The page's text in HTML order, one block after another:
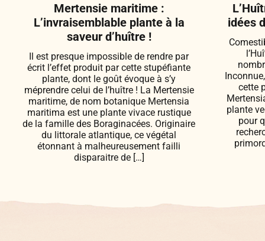
Mertensie maritime :
L’invraisemblable plante à la
saveur d’huître !
Il est presque impossible de rendre par
écrit l’effet produit par cette stupéfiante
plante, dont le goût évoque à s’y
méprendre celui de l’huître ! La Mertensie
maritime, de nom botanique Mertensia
maritima est une plante vivace rustique
de la famille des Boraginacées. Originaire
du littorale atlantique, ce végétal
étonnant à malheureusement failli
disparaitre de […]
idées
cette
plante
pour